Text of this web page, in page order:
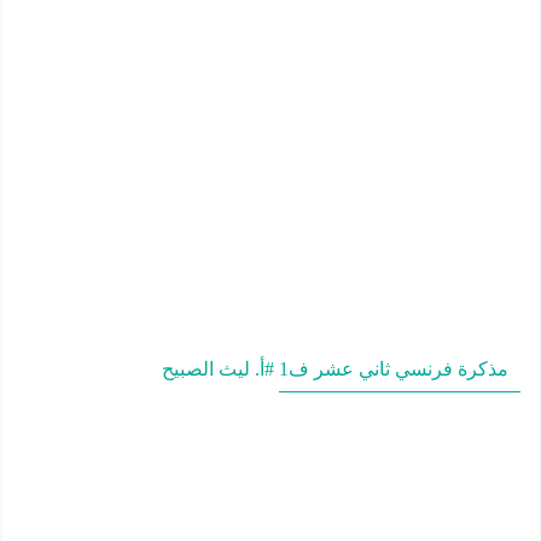
مذكرة فرنسي ثاني عشر ف1 #أ. ليث الصبيح